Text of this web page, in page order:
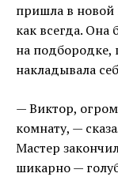
пришла в новой
как всегда.
на подбородке,
накладывала
— Виктор,
комнату, —
Мастер
шикарно —